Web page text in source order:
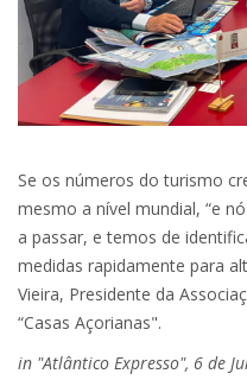
Se os números do turismo
mesmo a nível mundial, “e
a passar, e temos de
medidas rapidamente para
Vieira, Presidente da
“Casas Açorianas".
in "Atlântico Expresso", 6 de